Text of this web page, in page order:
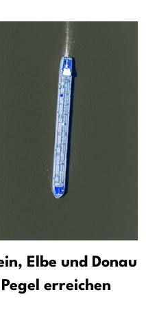
Elbe und Donau
erreichen